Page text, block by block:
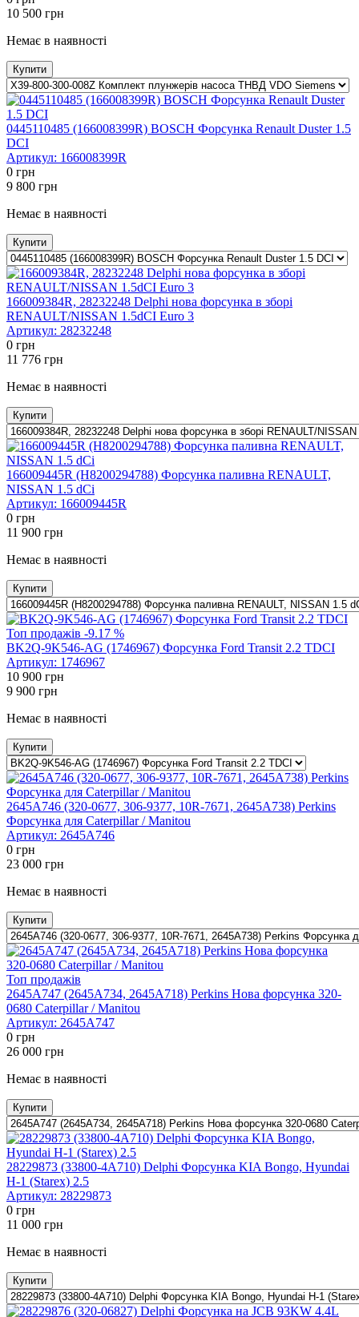
10 500 грн
Немає в наявності
Купити
0445110485 (166008399R) BOSCH Форсунка Renault Duster 1.5
DCI
Артикул: 166008399R
0 грн
9 800 грн
Немає в наявності
Купити
166009384R, 28232248 Delphi нова форсунка в зборі
RENAULT/NISSAN 1.5dCI Euro 3
Артикул: 28232248
0 грн
11 776 грн
Немає в наявності
Купити
166009445R (H8200294788) Форсунка паливна RENAULT,
NISSAN 1.5 dCi
Артикул: 166009445R
0 грн
11 900 грн
Немає в наявності
Купити
Топ продажів -9.17 %
BK2Q-9K546-AG (1746967) Форсунка Ford Transit 2.2 TDCI
Артикул: 1746967
10 900 грн
9 900 грн
Немає в наявності
Купити
2645A746 (320-0677, 306-9377, 10R-7671, 2645A738) Perkins
Форсунка для Caterpillar / Manitou
Артикул: 2645A746
0 грн
23 000 грн
Немає в наявності
Купити
Топ продажів
2645A747 (2645A734, 2645A718) Perkins Нова форсунка 320-
0680 Caterpillar / Manitou
Артикул: 2645A747
0 грн
26 000 грн
Немає в наявності
Купити
28229873 (33800-4A710) Delphi Форсунка KIA Bongo, Hyundai
H-1 (Starex) 2.5
Артикул: 28229873
0 грн
11 000 грн
Немає в наявності
Купити